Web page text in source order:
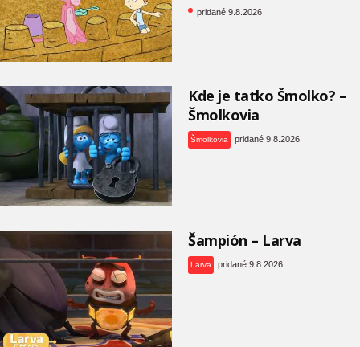
pridané 9.8.2026
Kde je tatko Šmolko? –
Šmolkovia
Šmolkovia pridané 9.8.2026
Šampión – Larva
Larva pridané 9.8.2026